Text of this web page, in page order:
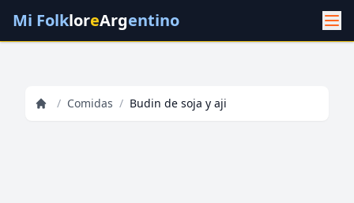
Mi FolkloreArgentino
/ Comidas / Budin de soja y aji